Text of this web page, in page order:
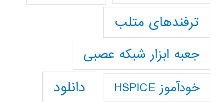
ترفندهای متلب
جعبه ابزار شبکه عصبی
خودآموز HSPICE دانلود